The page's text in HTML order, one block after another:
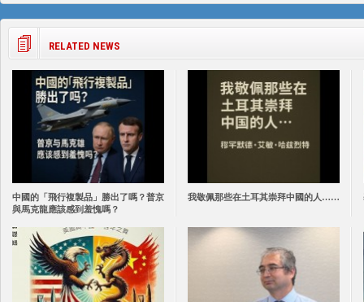
RELATED NEWS
中國的「飛行複製品」勝出了嗎？普京
與馬克龍應該感到羞愧嗎？
我敬佩那些在土耳其崇拜中國的人……